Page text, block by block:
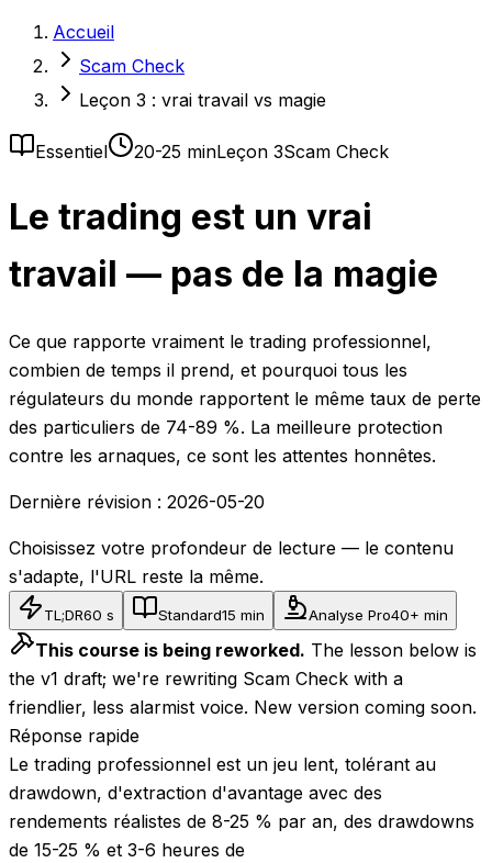
Accueil
Scam Check
Leçon 3 : vrai travail vs magie
Essentiel 20-25 minLeçon 3Scam Check
Le trading est un vrai
travail — pas de la magie
Ce que rapporte vraiment le trading professionnel,
combien de temps il prend, et pourquoi tous les
régulateurs du monde rapportent le même taux de perte
des particuliers de 74-89 %. La meilleure protection
contre les arnaques, ce sont les attentes honnêtes.
Dernière révision : 2026-05-20
Choisissez votre profondeur de lecture — le contenu
s'adapte, l'URL reste la même.
TL;DR60 s Standard15 min Analyse Pro40+ min
This course is being reworked. The lesson below is
the v1 draft; we're rewriting Scam Check with a
friendlier, less alarmist voice. New version coming soon.
Réponse rapide
Le trading professionnel est un jeu lent, tolérant au
drawdown, d'extraction d'avantage avec des
rendements réalistes de 8-25 % par an, des drawdowns
de 15-25 % et 3-6 heures de